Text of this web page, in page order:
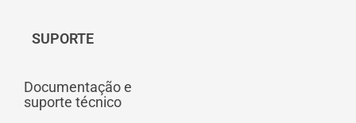
SUPORTE
Documentação e
suporte técnico